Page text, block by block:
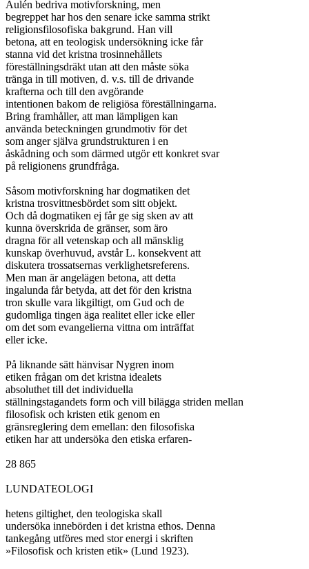
Aulén bedriva motivforskning, men
begreppet har hos den senare icke samma strikt
religionsfilosofiska bakgrund. Han vill
betona, att en teologisk undersökning icke får
stanna vid det kristna trosinnehållets
föreställningsdräkt utan att den måste söka
tränga in till motiven, d. v.s. till de drivande
krafterna och till den avgörande
intentionen bakom de religiösa föreställningarna.
Bring framhåller, att man lämpligen kan
använda beteckningen grundmotiv för det
som anger själva grundstrukturen i en
åskådning och som därmed utgör ett konkret svar
på religionens grundfråga.
Såsom motivforskning har dogmatiken det
kristna trosvittnesbördet som sitt objekt.
Och då dogmatiken ej får ge sig sken av att
kunna överskrida de gränser, som äro
dragna för all vetenskap och all mänsklig
kunskap överhuvud, avstår L. konsekvent att
diskutera trossatsernas verklighetsreferens.
Men man är angelägen betona, att detta
ingalunda får betyda, att det för den kristna
tron skulle vara likgiltigt, om Gud och de
gudomliga tingen äga realitet eller icke eller
om det som evangelierna vittna om inträffat
eller icke.
På liknande sätt hänvisar Nygren inom
etiken frågan om det kristna idealets
absoluthet till det individuella
ställningstagandets form och vill bilägga striden mellan
filosofisk och kristen etik genom en
gränsreglering dem emellan: den filosofiska
etiken har att undersöka den etiska erfaren-
28 865
LUNDATEOLOGI
hetens giltighet, den teologiska skall
undersöka innebörden i det kristna ethos. Denna
tankegång utföres med stor energi i skriften
»Filosofisk och kristen etik» (Lund 1923).